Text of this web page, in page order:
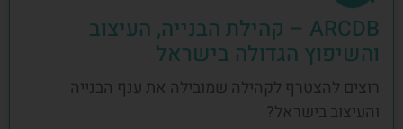
ARCDB – קהילת הבנייה, העיצוב
והשיפוץ הגדולה בישראל
רוצים להצטרף לקהילה שמובילה את ענף הבנייה
והעיצוב בישראל?